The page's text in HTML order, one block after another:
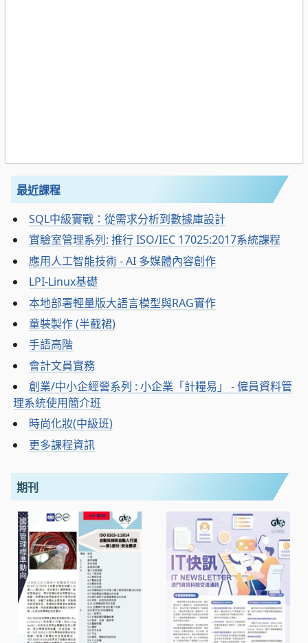
最近課程
SQL中級實戰：從需求分析到數據庫設計
實驗室管理系列: 推行 ISO/IEC 17025:2017系統課程
應用人工智能技術 - AI 多媒體內容創作
LPI-Linux基礎
本地部署輕量版大語言模型與RAG實作
童裝製作 (半截裙)
手語高階
會計文員實務
創業/中小企經營系列 : 小企業「計糧易」 - 僱員資料管
理系統使用簡介班
時尚化妝(中級班)
更多課程資訊
期刊